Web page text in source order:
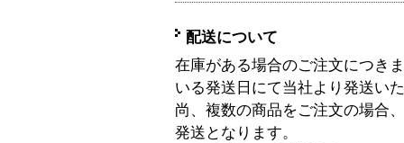
配送について
在庫がある場合のご注文につき
いる発送日にて当社より発送い
尚、複数の商品をご注文の場合
発送となります。